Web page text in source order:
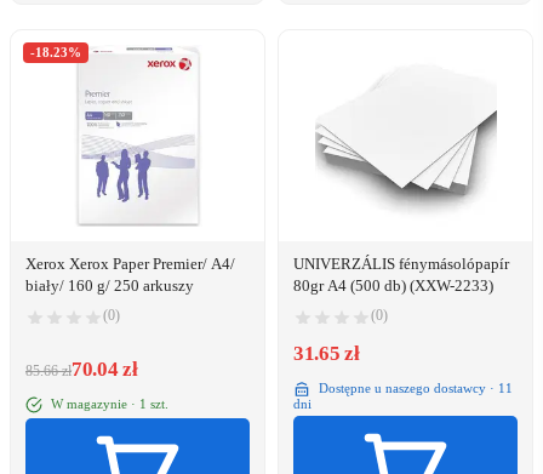
-18.23%
Xerox Xerox Paper Premier/ A4/
biały/ 160 g/ 250 arkuszy
(0)
85.66 zł70.04 zł
W magazynie · 1 szt.
UNIVERZÁLIS fénymásolópapír
80gr A4 (500 db) (XXW-2233)
(0)
31.65 zł
Dostępne u naszego dostawcy · 11
dni